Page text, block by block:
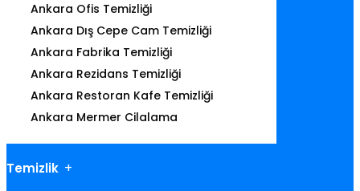
Ankara Ofis Temizliği
Ankara Dış Cepe Cam Temizliği
Ankara Fabrika Temizliği
Ankara Rezidans Temizliği
Ankara Restoran Kafe Temizliği
Ankara Mermer Cilalama
Temizlik